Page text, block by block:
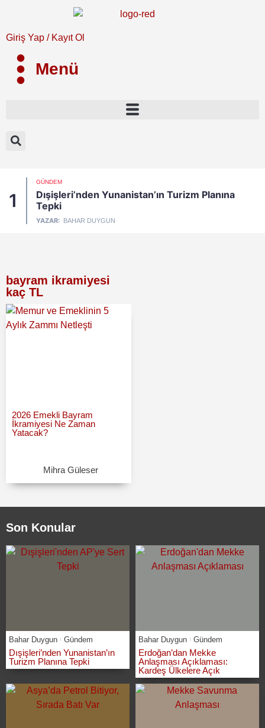
Giriş Yap / Kayıt Ol
Menü
1
GÜNDEM
Dışişleri’nden Yunanistan’ın Turizm Planına
Tepki
YAZAR: BAHAR DUYGUN
bayram ikramiyesi
kaç TL
2026 Emekli Bayram
İkramiyesi Ne Zaman
Yatacak?
Mihra Güleser
Son Konular
Bahar Duygun Gündem
Dışişleri’nden Yunanistan’ın
Turizm Planına Tepki
Bahar Duygun Gündem
Erdoğan’dan Mekke
Anlaşması Açıklaması:
Kardeş Ülkelere Açık